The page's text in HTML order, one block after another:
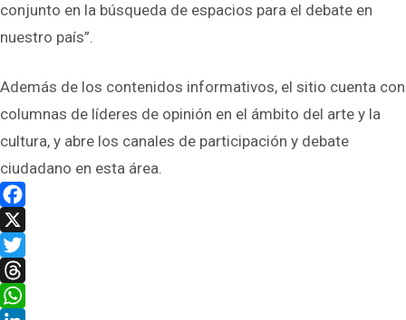
conjunto en la búsqueda de espacios para el debate en
nuestro país”.
Además de los contenidos informativos, el sitio cuenta con
columnas de líderes de opinión en el ámbito del arte y la
cultura, y abre los canales de participación y debate
ciudadano en esta área.
Facebook
X
Twitter
Threads